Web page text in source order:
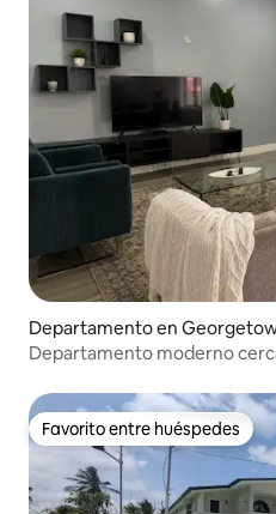
Departamento en
Departamento moderno
Favorito entre huéspedes
Favorito entre huéspedes